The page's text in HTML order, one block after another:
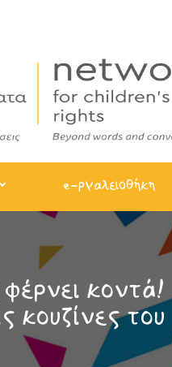
e-ργαλειοθήκη
κοντά!
κουζίνες του